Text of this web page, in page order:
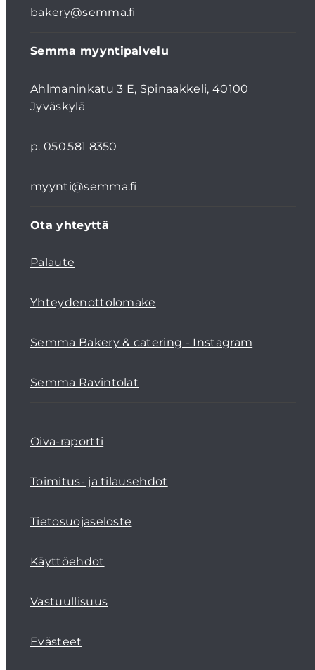
bakery@semma.fi
Semma myyntipalvelu
Ahlmaninkatu 3 E, Spinaakkeli, 40100
Jyväskylä
p. 050 581 8350
myynti@semma.fi
Ota yhteyttä
Palaute
Yhteydenottolomake
Semma Bakery & catering - Instagram
Semma Ravintolat
Oiva-raportti
Toimitus- ja tilausehdot
Tietosuojaseloste
Käyttöehdot
Vastuullisuus
Evästeet